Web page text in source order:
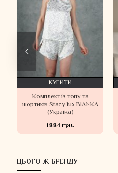
Комплект із топу та
шортиків Stacy lux BIANKA
(Україна)
1884 грн.
КУПИТИ
ЦЬОГО Ж БРЕНДУ